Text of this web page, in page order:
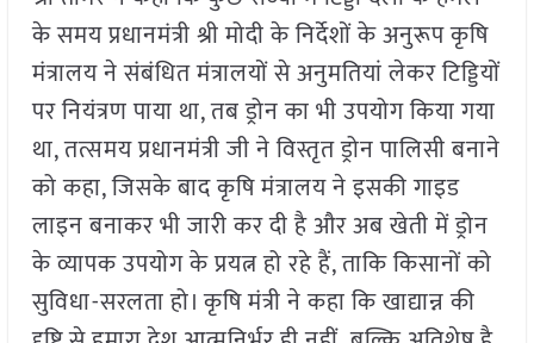
के समय प्रधानमंत्री श्री मोदी के निर्देशों के अनुरूप कृषि
मंत्रालय ने संबंधित मंत्रालयों से अनुमतियां लेकर टिड्डियों
पर नियंत्रण पाया था, तब ड्रोन का भी उपयोग किया गया
था, तत्समय प्रधानमंत्री जी ने विस्तृत ड्रोन पालिसी बनाने
को कहा, जिसके बाद कृषि मंत्रालय ने इसकी गाइड
लाइन बनाकर भी जारी कर दी है और अब खेती में ड्रोन
के व्यापक उपयोग के प्रयत्न हो रहे हैं, ताकि किसानों को
सुविधा-सरलता हो। कृषि मंत्री ने कहा कि खाद्यान्न की